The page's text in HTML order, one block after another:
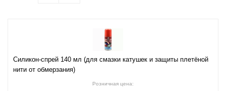
Силикон-спрей 140 мл (для смазки катушек и защиты плетёной
нити от обмерзания)
Розничная цена: